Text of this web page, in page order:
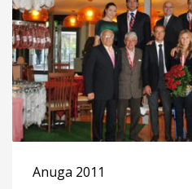
Anuga 2011